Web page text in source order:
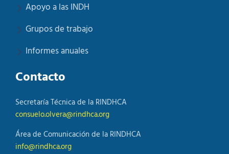
Apoyo a las INDH
Grupos de trabajo
Informes anuales
Contacto
Secretaría Técnica de la RINDHCA
consuelo.olvera@rindhca.org
Área de Comunicación de la RINDHCA
info@rindhca.org